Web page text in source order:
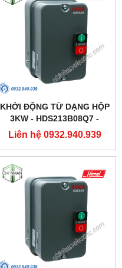
KHỞI ĐỘNG TỪ DẠNG HỘP
3KW - HDS213B08Q7 -
HIMEL
Liên hệ 0932.940.939